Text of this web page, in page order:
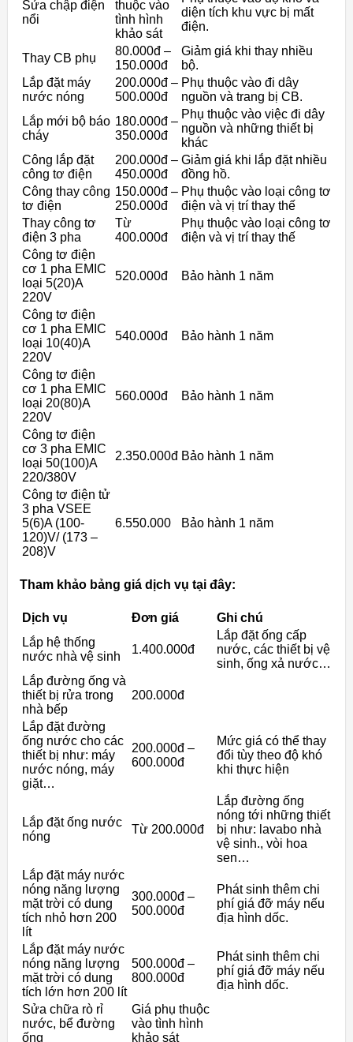
Sửa chập điện
nổi
thuộc vào
tình hình
khảo sát
diện tích khu vực bị mất
điện.
Thay CB phụ
80.000đ –
150.000đ
Giảm giá khi thay nhiều
bộ.
Lắp đặt máy
nước nóng
200.000đ –
500.000đ
Phụ thuộc vào đi dây
nguồn và trang bị CB.
Lắp mới bộ báo
cháy
180.000đ –
350.000đ
Phụ thuộc vào việc đi dây
nguồn và những thiết bị
khác
Công lắp đặt
công tơ điện
200.000đ –
450.000đ
Giảm giá khi lắp đặt nhiều
đồng hồ.
Công thay công
tơ điện
150.000đ –
250.000đ
Phụ thuộc vào loại công tơ
điện và vị trí thay thế
Thay công tơ
điện 3 pha
Từ
400.000đ
Phụ thuộc vào loại công tơ
điện và vị trí thay thế
Công tơ điện
cơ 1 pha EMIC
loại 5(20)A
220V
520.000đ Bảo hành 1 năm
Công tơ điện
cơ 1 pha EMIC
loại 10(40)A
220V
540.000đ Bảo hành 1 năm
Công tơ điện
cơ 1 pha EMIC
loại 20(80)A
220V
560.000đ Bảo hành 1 năm
Công tơ điện
cơ 3 pha EMIC
loại 50(100)A
220/380V
2.350.000đ Bảo hành 1 năm
Công tơ điện tử
3 pha VSEE
5(6)A (100-
120)V/ (173 –
208)V
6.550.000 Bảo hành 1 năm
Tham khảo bảng giá dịch vụ tại đây:
Dịch vụ Đơn giá
Ghi chú
Lắp hệ thống
nước nhà vệ sinh
1.400.000đ
Lắp đặt ống cấp
nước, các thiết bị vệ
sinh, ống xả nước…
Lắp đường ống và
thiết bị rửa trong
nhà bếp
200.000đ
Lắp đặt đường
ống nước cho các
thiết bị như: máy
nước nóng, máy
giặt…
200.000đ –
600.000đ
Mức giá có thể thay
đổi tùy theo độ khó
khi thực hiện
Lắp đặt ống nước
nóng
Từ 200.000đ
Lắp đường ống
nóng tới những thiết
bị như: lavabo nhà
vệ sinh., vòi hoa
sen…
Lắp đặt máy nước
nóng năng lượng
mặt trời có dung
tích nhỏ hơn 200
lít
300.000đ –
500.000đ
Phát sinh thêm chi
phí giá đỡ máy nếu
địa hình dốc.
Lắp đặt máy nước
nóng năng lượng
mặt trời có dung
tích lớn hơn 200 lít
500.000đ –
800.000đ
Phát sinh thêm chi
phí giá đỡ máy nếu
địa hình dốc.
Sửa chữa rò rỉ
nước, bể đường
ống
Giá phụ thuộc
vào tình hình
khảo sát